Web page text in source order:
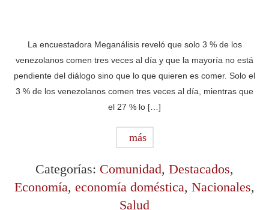
La encuestadora Meganálisis reveló que solo 3 % de los
venezolanos comen tres veces al día y que la mayoría no está
pendiente del diálogo sino que lo que quieren es comer. Solo el
3 % de los venezolanos comen tres veces al día, mientras que
el 27 % lo […]
más
Categorías: Comunidad, Destacados,
Economía, economía doméstica, Nacionales,
Salud